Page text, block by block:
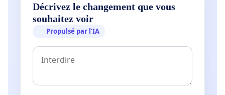
Décrivez le changement que vous
souhaitez voir
Propulsé par l’IA